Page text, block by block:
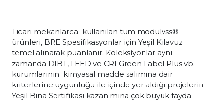
Ticari mekanlarda kullanılan tüm modulyss®
ürünleri, BRE Spesifikasyonlar için Yeşil Kılavuz
temel alınarak puanlanır. Koleksiyonlar aynı
zamanda DIBT, LEED ve CRI Green Label Plus vb.
kurumlarının kimyasal madde salımına dair
kriterlerine uygunluğu ile içinde yer aldığı projelerin
Yeşil Bina Sertifikası kazanımına çok büyük fayda